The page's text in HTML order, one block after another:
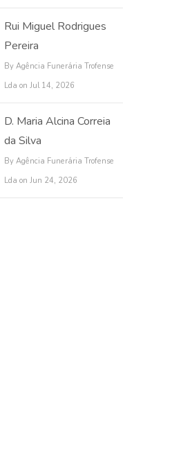
Rui Miguel Rodrigues
Pereira
By Agência Funerária Trofense
Lda on Jul 14, 2026
D. Maria Alcina Correia
da Silva
By Agência Funerária Trofense
Lda on Jun 24, 2026